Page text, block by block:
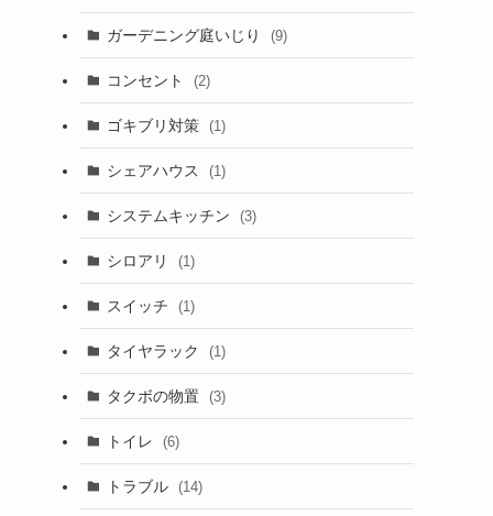
ガーデニング庭いじり (9)
コンセント (2)
ゴキブリ対策 (1)
シェアハウス (1)
システムキッチン (3)
シロアリ (1)
スイッチ (1)
タイヤラック (1)
タクボの物置 (3)
トイレ (6)
トラブル (14)